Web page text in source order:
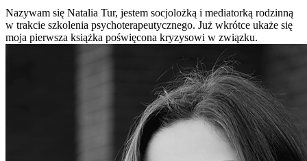
Nazywam się Natalia Tur, jestem socjolożką i mediatorką rodzinną
w trakcie szkolenia psychoterapeutycznego. Już wkrótce ukaże się
moja pierwsza książka poświęcona kryzysowi w związku.